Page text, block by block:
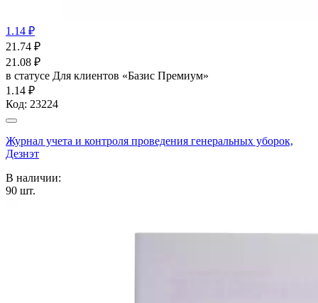
1.14 ₽
21.74 ₽
21.08 ₽
в статусе Для клиентов «Базис Премиум»
1.14 ₽
Код: 23224
Журнал учета и контроля проведения генеральных уборок,
Дезнэт
В наличии:
90 шт.